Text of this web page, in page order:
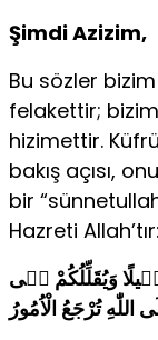
Şimdi Azizim,
Bu sözler
felakettir;
hizimettir.
bakış açısı,
bir
Hazreti Allah’tır:
وَيُقَلِّلُكُمْ فٖى
اللّٰهِ تُرْجَعُ الْاُمُورُ